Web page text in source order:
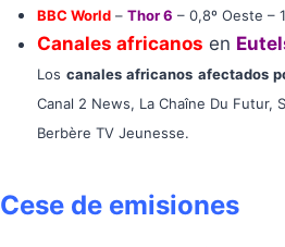
BBC World – Thor 6 – 0,8º Oeste –
Canales africanos en
Loscanales africanos afectados
Canal 2 News, La Chaîne Du Futur,
Berbère TV Jeunesse.
Cese de emisiones